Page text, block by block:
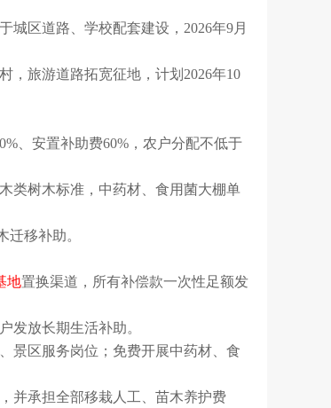
城区道路、学校配套建设，2026年9月
，旅游道路拓宽征地，计划2026年10
、安置补助费60%，农户分配不低于
类树木标准，中药材、食用菌大棚单
移补助。
地置换渠道，所有补偿款一次性足额发
发放长期生活补助。
景区服务岗位；免费开展中药材、食
并承担全部移栽人工、苗木养护费